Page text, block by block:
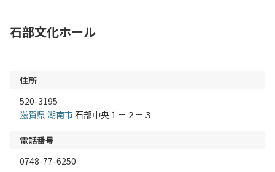
石部文化ホール
住所
520-3195
滋賀県湖南市 石部中央１－２－３
電話番号
0748-77-6250